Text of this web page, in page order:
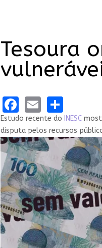
Tesoura
Facebook
Email
Estudo recente do INESC
disputa pelos recursos